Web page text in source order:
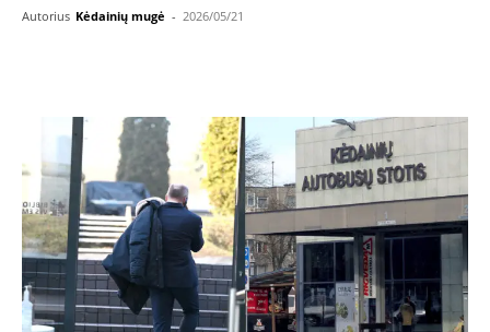
Autorius Kėdainių mugė - 2026/05/21